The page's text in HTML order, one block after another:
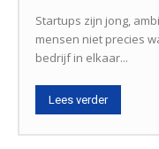
Startups zijn jong,
mensen niet precies
bedrijf in elkaar...
Lees verder